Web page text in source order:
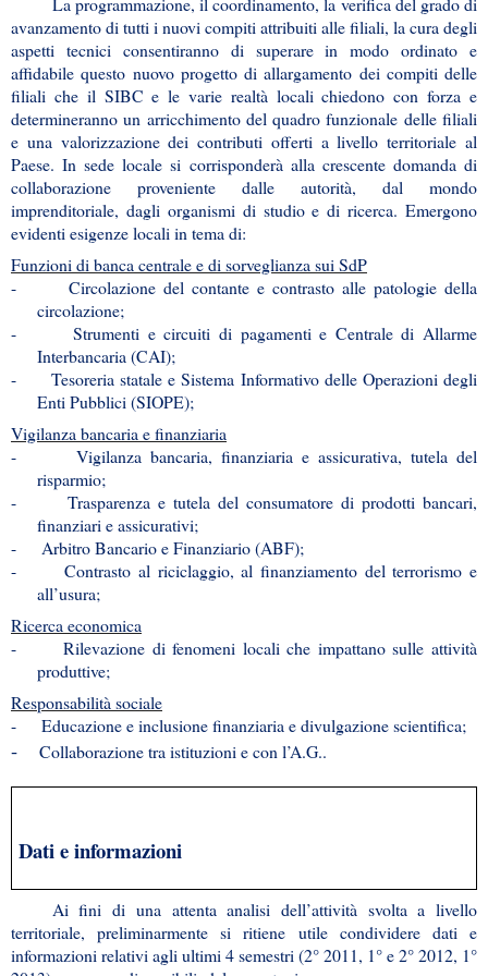
avanzamento di tutti i nuovi compiti attribuiti alle filiali, la cura degli
aspetti tecnici consentiranno di superare in modo ordinato e
affidabile questo nuovo progetto di allargamento dei compiti delle
filiali che il SIBC e le varie realtà locali chiedono con forza e
determineranno un arricchimento del quadro funzionale delle filiali
e una valorizzazione dei contributi offerti a livello territoriale al
Paese. In sede locale si corrisponderà alla crescente domanda di
collaborazione proveniente dalle autorità, dal mondo
imprenditoriale, dagli organismi di studio e di ricerca. Emergono
evidenti esigenze locali in tema di:
Funzioni di banca centrale e di sorveglianza sui SdP
-
Circolazione del contante e contrasto alle patologie della
circolazione;
-
Strumenti e circuiti di pagamenti e Centrale di Allarme
Interbancaria (CAI);
-
Tesoreria statale e Sistema Informativo delle Operazioni degli
Enti Pubblici (SIOPE);
Vigilanza bancaria e finanziaria
-
Vigilanza bancaria, finanziaria e assicurativa, tutela del
risparmio;
-
Trasparenza e tutela del consumatore di prodotti bancari,
finanziari e assicurativi;
-
Arbitro Bancario e Finanziario (ABF);
-
Contrasto al riciclaggio, al finanziamento del terrorismo e
all’usura;
Ricerca economica
-
Rilevazione di fenomeni locali che impattano sulle attività
produttive;
Responsabilità sociale
-
Educazione e inclusione finanziaria e divulgazione scientifica;
- Collaborazione tra istituzioni e con l’A.G..
Dati e informazioni
Ai fini di una attenta analisi dell’attività svolta a livello
territoriale, preliminarmente si ritiene utile condividere dati e
informazioni relativi agli ultimi 4 semestri (2° 2011, 1° e 2° 2012, 1°